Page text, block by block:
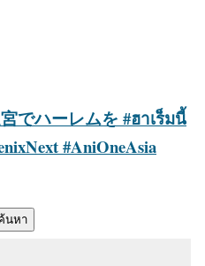
でハーレムを #ฮาเร็มนี้
#AniOneAsia